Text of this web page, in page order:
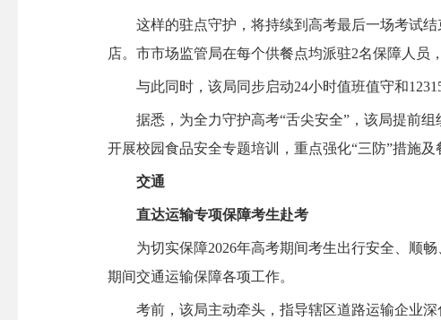
这样的驻点守护，将持续到高考最后一场考试结
店。市市场监管局在每个供餐点均派驻2名保障人员
与此同时，该局同步启动24小时值班值守和
据悉，为全力守护高考“舌尖安全”，该局提前组
开展校园食品安全专题培训，重点强化“三防”措施及
交通
直达运输专项保障考生赴考
为切实保障2026年高考期间考生出行安全、顺畅
期间交通运输保障各项工作。
考前，该局主动牵头，指导辖区道路运输企业深